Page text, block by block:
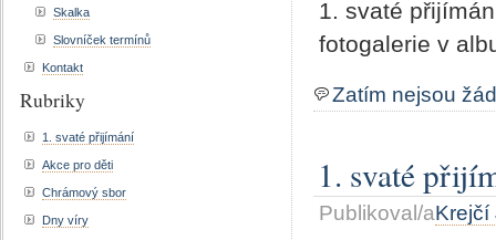
1. svaté
fotogalerie v
Zatím nejsou
1. svaté
Publikoval/aKrejčí
Skalka
Slovníček termínů
Kontakt
Rubriky
1. svaté přijímání
Akce pro děti
Chrámový sbor
Dny víry